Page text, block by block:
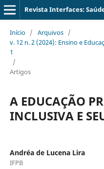
Revista Interfaces:
Início / Arquivos /
v. 12 n. 2 (2024): Ensino e
1
/
Artigos
A EDUCAÇÃO
INCLUSIVA E
Andréa de Lucena Lira
IFPB